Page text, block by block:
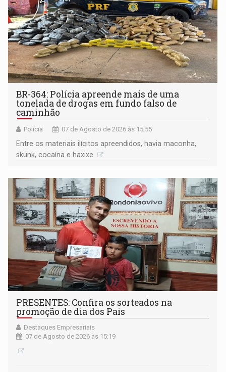
BR-364: Polícia apreende mais de uma
tonelada de drogas em fundo falso de
caminhão
Polícia 07 de Agosto de 2026 às 15:55
Entre os materiais ilícitos apreendidos, havia maconha,
skunk, cocaína e haxixe
PRESENTES: Confira os sorteados na
promoção de dia dos Pais
Destaques Empresariais
07 de Agosto de 2026 às 15:19